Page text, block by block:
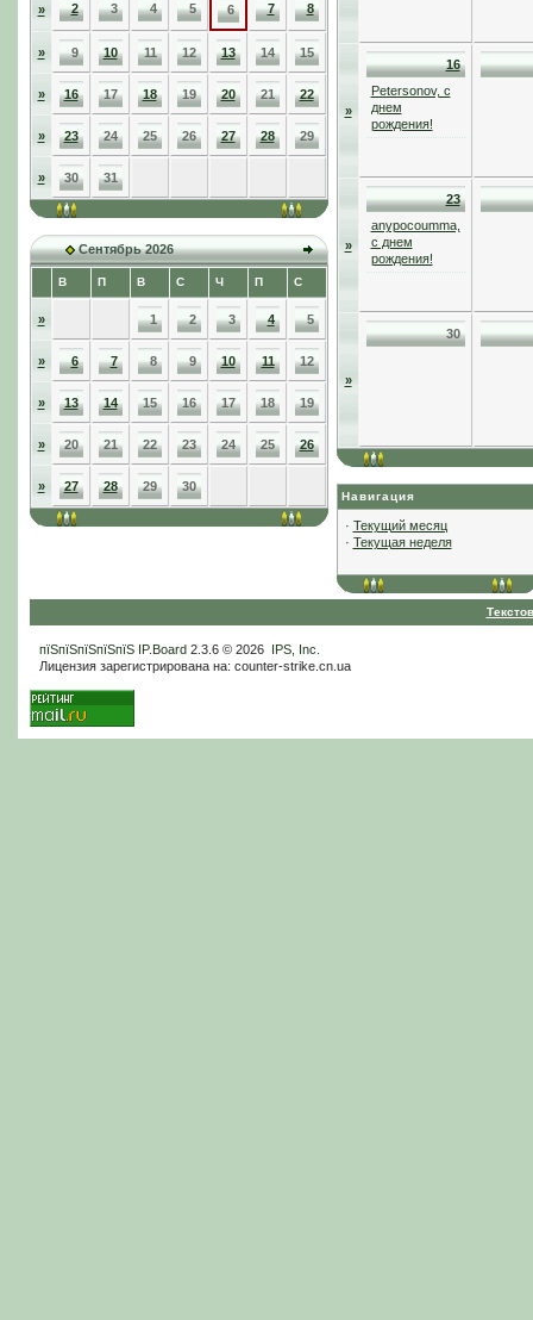
» 2 3 4 5 6 7 8
» 9 10 11 12 13 14 15
» 16 17 18 19 20 21 22
» 23 24 25 26 27 28 29
» 30 31
Сентябрь 2026
В П В С Ч П С
» 1 2 3 4 5
» 6 7 8 9 10 11 12
» 13 14 15 16 17 18 19
» 20 21 22 23 24 25 26
» 27 28 29 30
»
16
Petersonov, с
днем
рождения!
»
23
anypocoumma,
с днем
рождения!
»
30
Навигация
· Текущий месяц
· Текущая неделя
пїЅпїЅпїЅпїЅпїЅ IP.Board2.3.6 © 2026 IPS, Inc
Лицензия зарегистрирована на: counter-strike.cn.ua